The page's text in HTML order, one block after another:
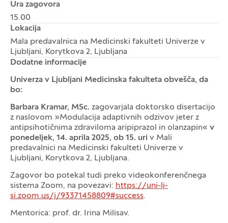
Ura zagovora
15.00
Lokacija
Mala predavalnica na Medicinski fakulteti Univerze v
Ljubljani, Korytkova 2, Ljubljana
Dodatne informacije
Univerza v Ljubljani Medicinska fakulteta obvešča, da
bo:
Barbara Kramar, MSc. zagovarjala doktorsko disertacijo
z naslovom »Modulacija adaptivnih odzivov jeter z
antipsihotičnima zdraviloma aripiprazol in olanzapin« v
ponedeljek, 14. aprila 2025, ob 15. uri v Mali
predavalnici na Medicinski fakulteti Univerze v
Ljubljani, Korytkova 2, Ljubljana.
Zagovor bo potekal tudi preko videokonferenčnega
sistema Zoom, na povezavi: https://uni-lj-
si.zoom.us/j/93371458809#success.
Mentorica: prof. dr. Irina Milisav.